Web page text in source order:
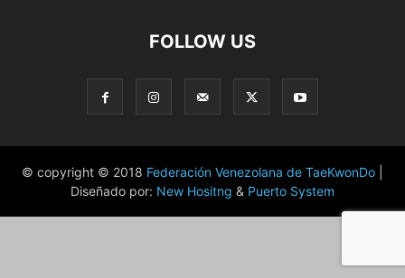
FOLLOW US
© copyright © 2018 Federación Venezolana de TaeKwonDo
Diseñado por: New Hositng & Puerto System